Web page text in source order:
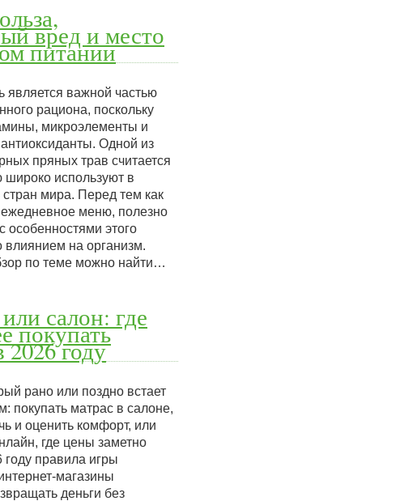
вред и место
питании
является важной частью
рациона, поскольку
микроэлементы и
Одной из
пряных трав считается
широко используют в
стран мира. Перед тем как
ежедневное меню, полезно
особенностями этого
влиянием на организм.
по теме можно найти…
салон: где
покупать
2026 году
рано или поздно встает
покупать матрас в салоне,
и оценить комфорт, или
где цены заметно
правила игры
магазины
деньги без